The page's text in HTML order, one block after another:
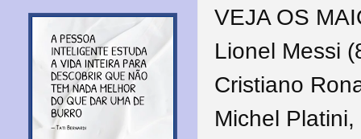
VEJA OS
Lionel Messi
Cristiano
Michel